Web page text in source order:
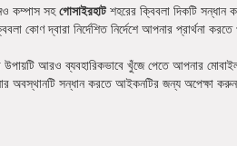
কম্পাস সহগোসাইরহাটশহরের ক্বিবলা দিকটি
কোণ দ্বারা নির্দেশিত নির্দেশে আপনার প্রার্থনা
আরও ব্যবহারিকভাবে খুঁজে পেতে আপনার
অবস্থানটি সন্ধান করতে আইকনটির জন্য অপেক্ষা